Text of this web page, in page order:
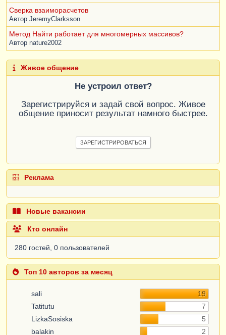
Сверка взаиморасчетов
Автор JeremyClarksson
Метод Найти работает для многомерных массивов?
Автор nature2002
Живое общение
Не устроил ответ?
Зарегистрируйся и задай свой вопрос. Живое
общение приносит результат намного быстрее.
ЗАРЕГИСТРИРОВАТЬСЯ
Реклама
Новые вакансии
Кто онлайн
280 гостей, 0 пользователей
Топ 10 авторов за месяц
sali
19
Tatitutu
7
LizkaSosiska
5
balakin
2